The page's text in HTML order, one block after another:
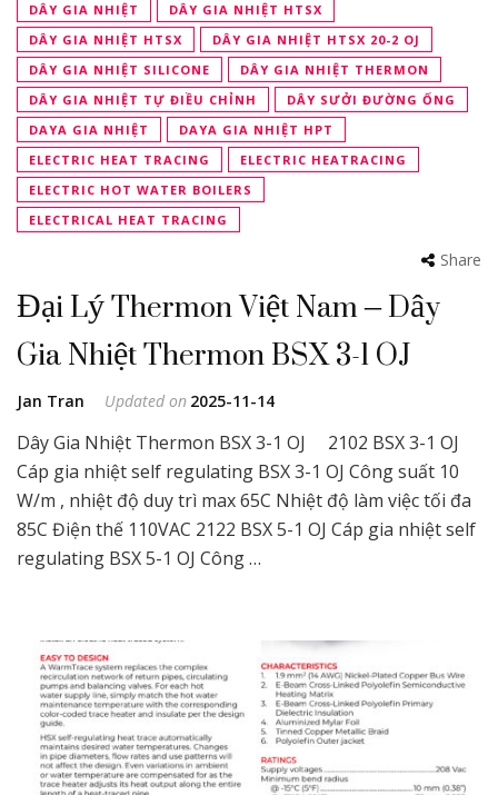
DÂY GIA NHIỆT
DÂY GIA NHIỆT HTSX
DÂY GIA NHIỆT HTSX
DÂY GIA NHIỆT HTSX 20-2 OJ
DÂY GIA NHIỆT SILICONE
DÂY GIA NHIỆT THERMON
DÂY GIA NHIỆT TỰ ĐIỀU CHỈNH
DÂY SƯỞI ĐƯỜNG ỐNG
DAYA GIA NHIỆT
DAYA GIA NHIỆT HPT
ELECTRIC HEAT TRACING
ELECTRIC HEATRACING
ELECTRIC HOT WATER BOILERS
ELECTRICAL HEAT TRACING
Share
Đại Lý Thermon Việt Nam – Dây
Gia Nhiệt Thermon BSX 3-1 OJ
Jan Tran Updated on 2025-11-14
Dây Gia Nhiệt Thermon BSX 3-1 OJ 2102 BSX 3-1 OJ
Cáp gia nhiệt self regulating BSX 3-1 OJ Công suất 10
W/m , nhiệt độ duy trì max 65C Nhiệt độ làm việc tối đa
85C Điện thế 110VAC 2122 BSX 5-1 OJ Cáp gia nhiệt self
regulating BSX 5-1 OJ Công …